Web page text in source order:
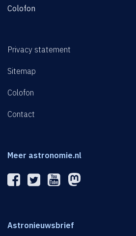
Colofon
Privacy statement
Sitemap
Colofon
Contact
Meer astronomie.nl
Astronieuwsbrief